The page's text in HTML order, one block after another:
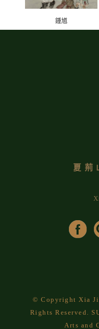
鍾馗
夏荊
© Copyright Xia
Rights Reserved.
Arts and